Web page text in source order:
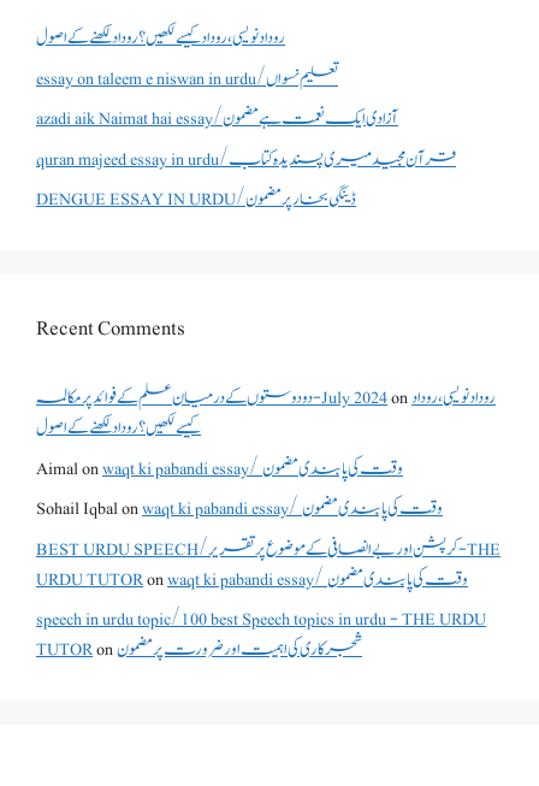
روداد نویسی ،روداد کیسے لکھیں؟ روداد لکھنے کے اصول
essay on taleem e niswan in urdu/تعلیم نسواں
azadi aik Naimat hai essay/آزادی ایک نعمت ہے مضمون
quran majeed essay in urdu/قرآن مجید میری پسندیدہ کتاب
DENGUE ESSAY IN URDU/ڈینگی بخار پر مضمون
Recent Comments
دو دوستوں کے درمیان علم کے فوائد پر مکالمہ - July 2024onروداد نویسی ،روداد
کیسے لکھیں؟ روداد لکھنے کے اصول
Aimalon
waqt ki pabandi essay/ وقت کی پابندی مضمون
Sohail Iqbalon
waqt ki pabandi essay/ وقت کی پابندی مضمون
BEST URDU SPEECH/کرپشن اور بے انصافی کے موضوع پر تقریر - THE
URDU TUTORon
waqt ki pabandi essay/ وقت کی پابندی مضمون
speech in urdu topic/100 best Speech topics in urdu - THE URDU
TUTORonشجرکاری کی اہمیت اور ضرورت پر مضمون